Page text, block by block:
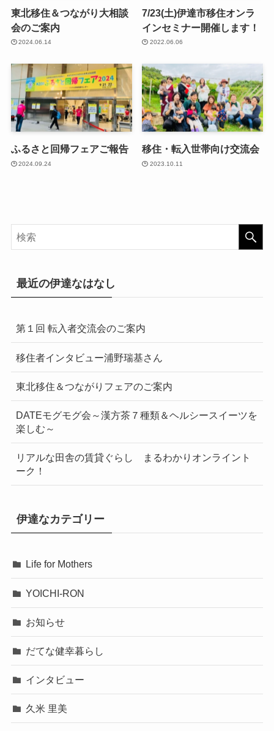
東北移住＆つながり大相談
会のご案内
2024.06.14
7/23(土)伊達市移住オンラ
インセミナー開催します！
2022.06.06
ふるさと回帰フェアご報告
2024.09.24
移住・転入世帯向け交流会
2023.10.11
最近の伊達なはなし
第１回 転入者交流会のご案内
移住者インタビュー浦野瑞基さん
東北移住＆つながりフェアのご案内
DATEモグモグ会～漢方茶７種類＆ヘルシースイーツを
楽しむ～
リアルな田舎の賃貸ぐらし まるわかりオンライント
ーク！
伊達なカテゴリー
Life for Mothers
YOICHI-RON
お知らせ
だてな健幸暮らし
インタビュー
久米 里美